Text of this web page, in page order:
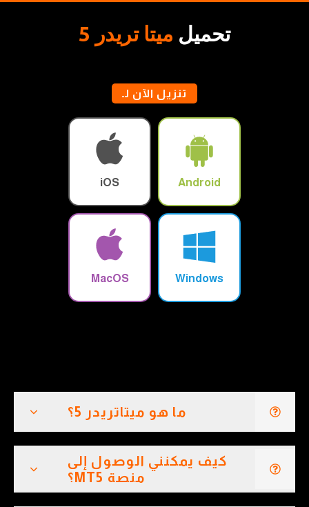
تحميل ميتا تريدر 5
تنزيل الآن لـ
Android
iOS
Windows
MacOS
ما هو ميتاتريدر 5؟
كيف يمكنني الوصول إلى
منصة MT5؟